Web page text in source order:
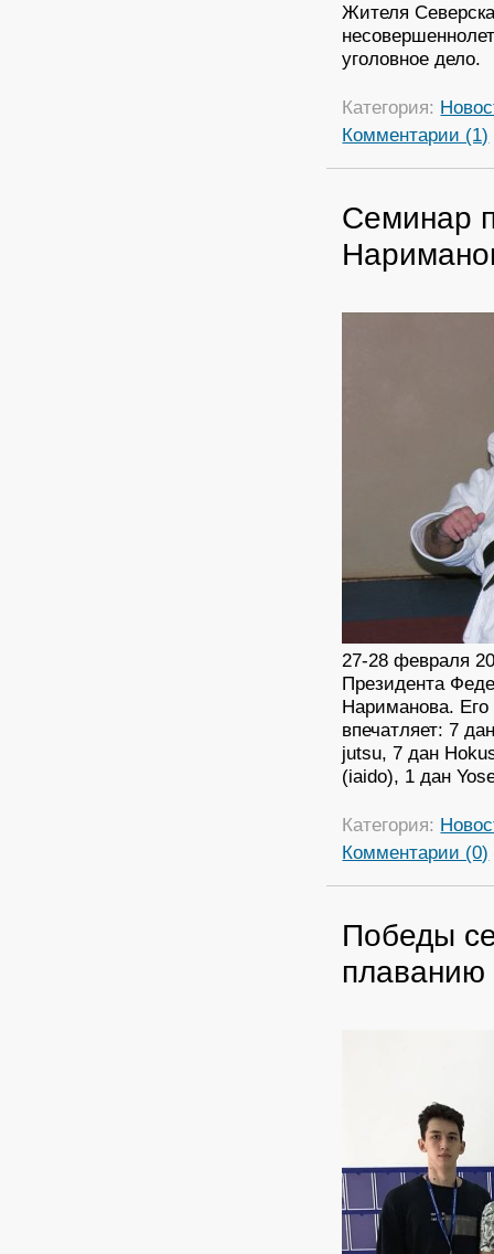
Жителя
уголовное дело.
Категория:
Комментарии (1)
Cеминар
27-28 февраля
Президента
Нариманова. Его
впечатляет: 7
jutsu, 7 дан
(iaido), 1 дан
Категория:
Комментарии (0)
Победы
плаванию